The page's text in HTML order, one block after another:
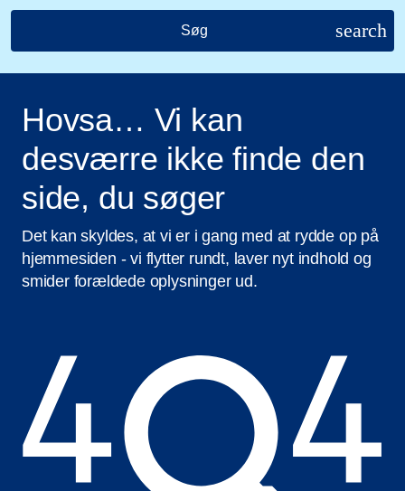
Søg search
Hovsa… Vi kan
desværre ikke finde den
side, du søger
Det kan skyldes, at vi er i gang med at rydde op på
hjemmesiden - vi flytter rundt, laver nyt indhold og
smider forældede oplysninger ud.